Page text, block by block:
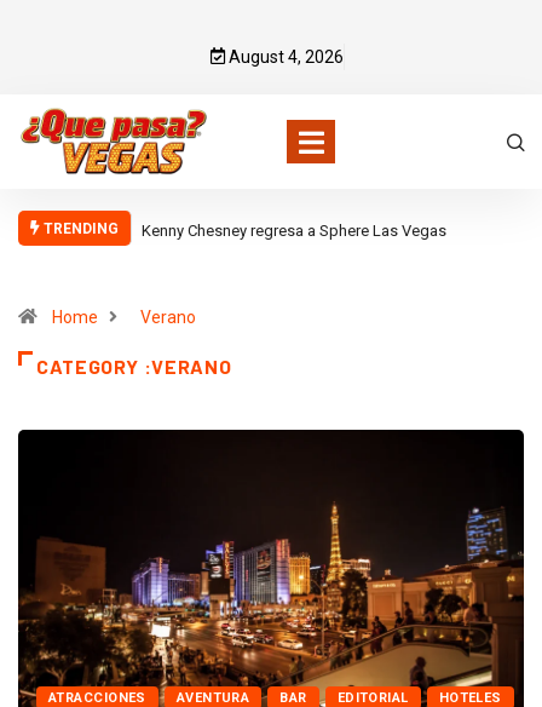
August 4, 2026
TRENDING Komodo Las Vegas
Home Verano
CATEGORY :VERANO
ATRACCIONES AVENTURA BAR EDITORIAL HOTELES